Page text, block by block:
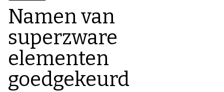
Namen van
superzware
elementen
goedgekeurd